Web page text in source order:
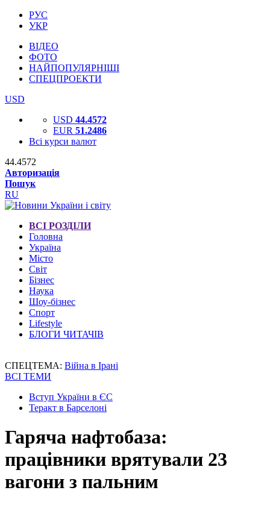
РУС
УКР
ВІДЕО
ФОТО
НАЙПОПУЛЯРНІШІ
СПЕЦПРОЕКТИ
USD
USD 44.4572
EUR 51.2486
Всі курси валют
44.4572
Авторизація
Пошук
RU
ВСІ РОЗДІЛИ
Головна
Україна
Місто
Світ
Бізнес
Наука
Шоу-бізнес
Спорт
Lifestyle
БЛОГИ ЧИТАЧІВ
СПЕЦТЕМА: Війна в Ірані
ВСІ ТЕМИ
Вступ України в ЄС
Теракт в Барселоні
Гаряча нафтобаза:
працівники врятували 23
вагони з пальним